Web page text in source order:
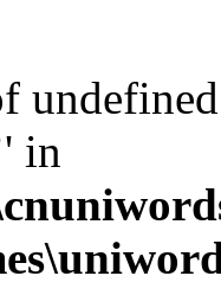
in